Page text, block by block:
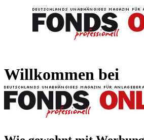
Willkommen bei